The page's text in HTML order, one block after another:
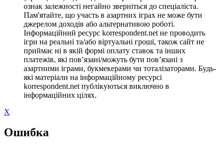
ознак залежності негайно зверніться до спеціаліста.
Пам'ятайте, що участь в азартних іграх не може бути
джерелом доходів або альтернативою роботі.
Інформаційний ресурс korrespondent.net не проводить
ігри на реальні та/або віртуальні гроші, також сайт не
приймає ні в якій формі оплату ставок та інших
платежів, які пов’язані/можуть бути пов’язані з
азартними іграми, букмекерами чи тоталізаторами. Будь-
які матеріали на інформаційному ресурсі
korrespondent.net публікуються виключно в
інформаційних цілях.
X
Ошибка